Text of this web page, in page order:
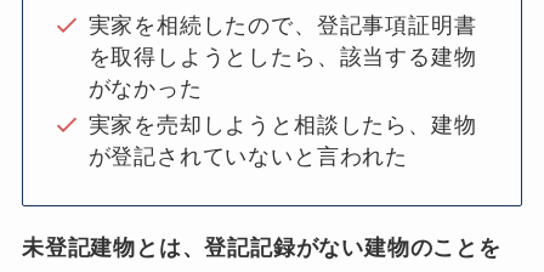
実家を相続したので、登記事項証明書
を取得しようとしたら、該当する建物
がなかった
実家を売却しようと相談したら、建物
が登記されていないと言われた
未登記建物とは、登記記録がない建物のことを